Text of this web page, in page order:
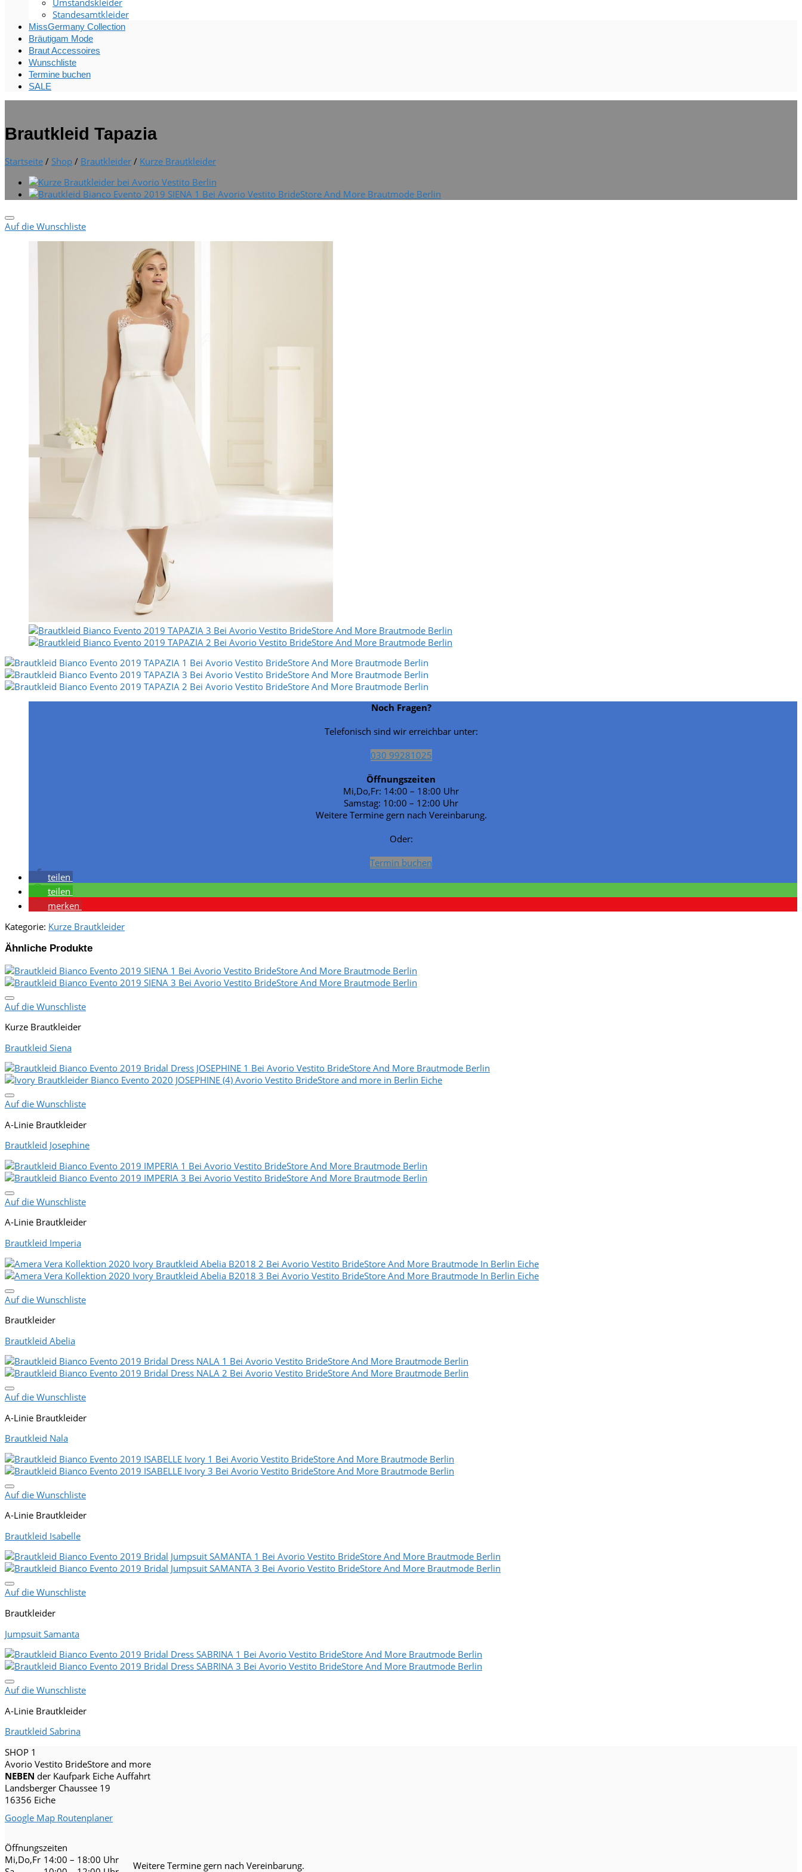
Standesamtkleider
MissGermany Collection
Bräutigam Mode
Braut Accessoires
Wunschliste
Termine buchen
SALE
Brautkleid Tapazia
Startseite / Shop / Brautkleider / Kurze Brautkleider
Auf die Wunschliste
Noch Fragen?
Telefonisch sind wir erreichbar unter:
030 99281025
Öffnungszeiten
Mi,Do,Fr: 14:00 – 18:00 Uhr
Samstag: 10:00 – 12:00 Uhr
Weitere Termine gern nach Vereinbarung.
Oder:
Termin buchen
teilen
teilen
merken
Kategorie: Kurze Brautkleider
Ähnliche Produkte
Auf die Wunschliste
Kurze Brautkleider
Brautkleid Siena
Auf die Wunschliste
A-Linie Brautkleider
Brautkleid Josephine
Auf die Wunschliste
A-Linie Brautkleider
Brautkleid Imperia
Auf die Wunschliste
Brautkleider
Brautkleid Abelia
Auf die Wunschliste
A-Linie Brautkleider
Brautkleid Nala
Auf die Wunschliste
A-Linie Brautkleider
Brautkleid Isabelle
Auf die Wunschliste
Brautkleider
Jumpsuit Samanta
Auf die Wunschliste
A-Linie Brautkleider
Brautkleid Sabrina
SHOP 1
Avorio Vestito BrideStore and more
NEBEN der Kaufpark Eiche Auffahrt
Landsberger Chaussee 19
16356 Eiche
Google Map Routenplaner
Öffnungszeiten
Mi,Do,Fr 14:00 – 18:00 Uhr
Weitere Termine gern nach Vereinbarung.